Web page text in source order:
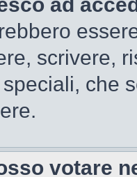
scrivere,
che
votare